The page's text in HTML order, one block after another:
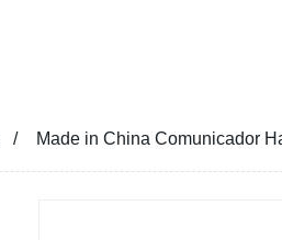
Made in China Comunicador